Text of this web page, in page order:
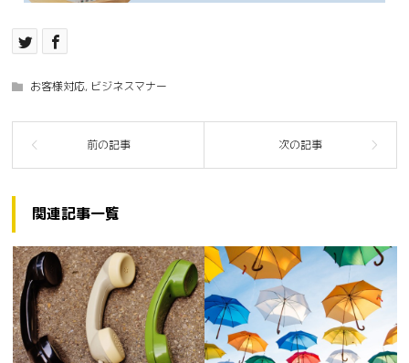
お客様対応, ビジネスマナー
関連記事一覧